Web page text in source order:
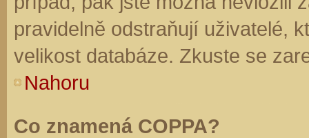
pravidelně odstraňují uživatelé,
velikost databáze. Zkuste se
Nahoru
Co znamená COPPA?